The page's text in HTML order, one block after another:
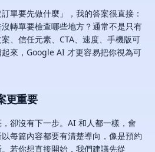
單要先做什麼」，我的答案很直接：
轉單要檢查哪些地方？通常不是只有
、信任元素、CTA、速度、手機版可
來，Google AI 才更容易把你視為可
更重要
卻沒有下一步。AI 和人都一樣，會
每篇內容都要有清楚導向，像是預約
若你想直接開始，我們建議先從